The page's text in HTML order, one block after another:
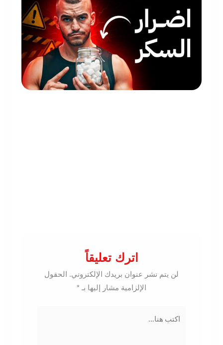
اترك تعليقاً
لن يتم نشر عنوان بريدك الإلكتروني.
الحقول
الإلزامية مشار إليها بـ *